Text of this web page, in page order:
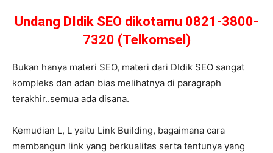
Undang DIdik SEO dikotamu 0821-3800-
7320 (Telkomsel)
Bukan hanya materi SEO, materi dari DIdik SEO sangat
kompleks dan adan bias melihatnya di paragraph
terakhir..semua ada disana.
Kemudian L, L yaitu Link Building, bagaimana cara
membangun link yang berkualitas serta tentunya yang